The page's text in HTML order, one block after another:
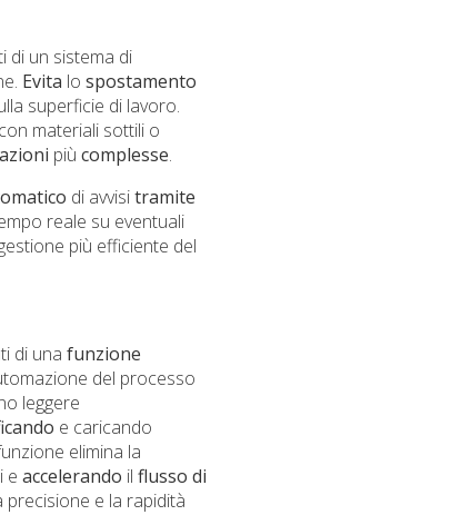
di un sistema di
Evita lo spostamento
superficie di lavoro.
materiali sottili o
più complesse.
di avvisitramite
reale su eventuali
più efficiente del
di una funzione
del processo
leggere
e caricando
elimina la
e accelerando il flusso di
precisione e la rapidità